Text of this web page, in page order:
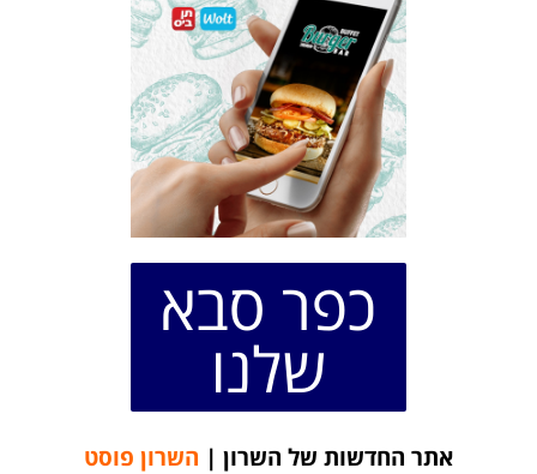
כפר סבא
שלנו
אתר החדשות של השרון | השרון פוסט